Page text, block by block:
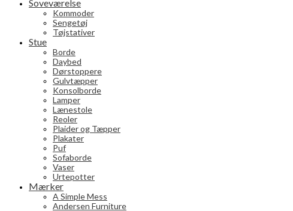
Soveværelse
Kommoder
Sengetøj
Tøjstativer
Stue
Borde
Daybed
Dørstoppere
Gulvtæpper
Konsolborde
Lamper
Lænestole
Reoler
Plaider og Tæpper
Plakater
Puf
Sofaborde
Vaser
Urtepotter
Mærker
A Simple Mess
Andersen Furniture